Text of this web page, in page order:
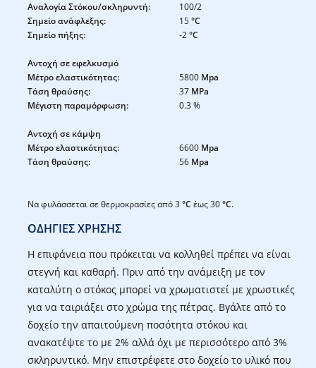
Αναλογία Στόκου/σκληρυντή:
100/2
Σημείο ανάφλεξης:
15°C
Σημείο πήξης:
-2°C
Αντοχή σε εφελκυσμό
Μέτρο ελαστικότητας:
5800 Mpa
Τάση θραύσης:
37 MPa
Μέγιστη παραμόρφωση:
0.3 %
Αντοχή σε κάμψη
Μέτρο ελαστικότητας:
6600 Mpa
Τάση θραύσης:
56 Mpa
Να φυλάσσεται σε θερμοκρασίες από 3°C έως 30°C.
ΟΔΗΓΙΕΣ ΧΡΗΣΗΣ
Η επιφάνεια που πρόκειται να κολληθεί πρέπει να είναι
στεγνή και καθαρή. Πριν από την ανάμειξη με τον
καταλύτη ο στόκος μπορεί να χρωματιστεί με χρωστικές
για να ταιριάξει στο χρώμα της πέτρας. Βγάλτε από το
δοχείο την απαιτούμενη ποσότητα στόκου και
ανακατέψτε το με 2% αλλά όχι με περισσότερο από 3%
σκληρυντικό. Μην επιστρέφετε στο δοχείο το υλικό που